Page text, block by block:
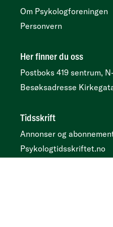
Om Psykologforeningen
Personvern
Her finner du oss
Postboks 419 sentrum,
Besøksadresse
Tidsskrift
Annonser og
Psykologtidsskriftet.no